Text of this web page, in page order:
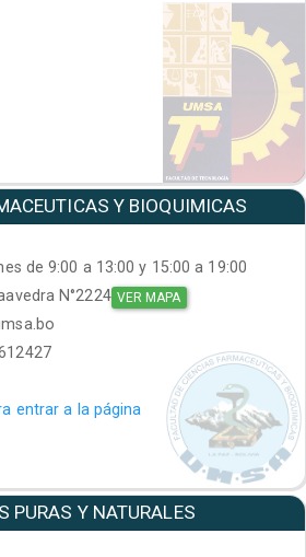
Y BIOQUIMICAS
de 9:00 a 13:00 y 15:00 a 19:00
N°2224 VER MAPA
entrar a la página
PURAS Y NATURALES